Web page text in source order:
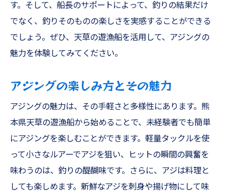
す。そして、船長のサポートによって、釣りの結果だけ
でなく、釣りそのものの楽しさを実感することができる
でしょう。ぜひ、天草の遊漁船を活用して、アジングの
魅力を体験してみてください。
アジングの楽しみ方とその魅力
アジングの魅力は、その手軽さと多様性にあります。熊
本県天草の遊漁船から始めることで、未経験者でも簡単
にアジングを楽しむことができます。軽量タックルを使
って小さなルアーでアジを狙い、ヒットの瞬間の興奮を
味わうのは、釣りの醍醐味です。さらに、アジは料理と
しても楽しめます。新鮮なアジを刺身や揚げ物にして味